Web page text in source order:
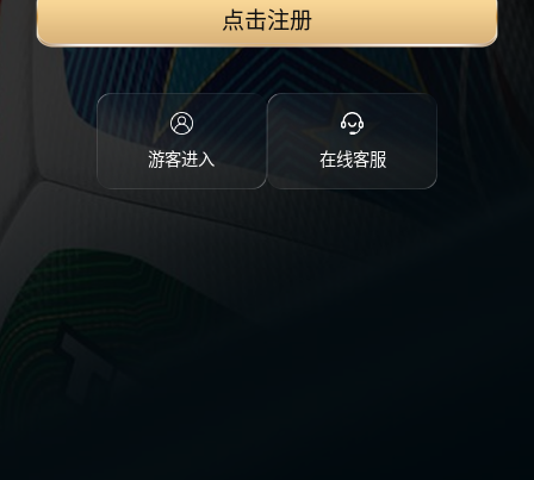
点击注册
游客进入 在线客服